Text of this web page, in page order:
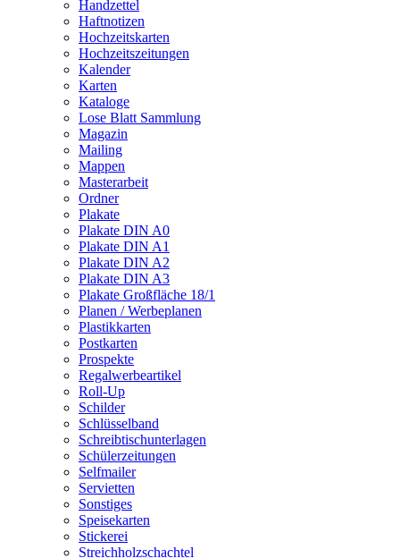
Handzettel
Haftnotizen
Hochzeitskarten
Hochzeitszeitungen
Kalender
Karten
Kataloge
Lose Blatt Sammlung
Magazin
Mailing
Mappen
Masterarbeit
Ordner
Plakate
Plakate DIN A0
Plakate DIN A1
Plakate DIN A2
Plakate DIN A3
Plakate Großfläche 18/1
Planen / Werbeplanen
Plastikkarten
Postkarten
Prospekte
Regalwerbeartikel
Roll-Up
Schilder
Schlüsselband
Schreibtischunterlagen
Schülerzeitungen
Selfmailer
Servietten
Sonstiges
Speisekarten
Stickerei
Streichholzschachtel